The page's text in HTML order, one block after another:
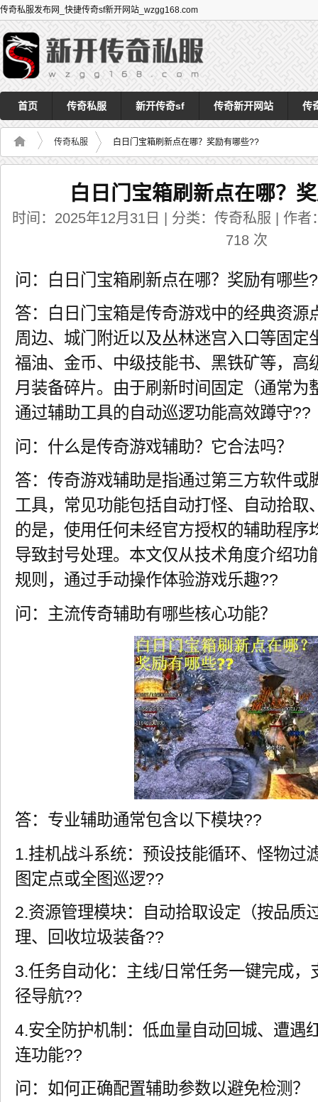
传奇私服发布网_快捷传奇sf新开网站_wzgg168.com
首页 传奇私服 新开传奇sf 传奇新开网站 传
传奇私服 白日门宝箱刷新点在哪？奖励有哪些??
白日门宝箱刷新点在哪？
时间：2025年12月31日 | 分类：传奇私服 | 作
718 次
问：白日门宝箱刷新点在哪？奖励有哪些
答：白日门宝箱是传奇游戏中的经典资源
周边、城门附近以及丛林迷宫入口等固定
福油、金币、中级技能书、黑铁矿等，高
月装备碎片。由于刷新时间固定（通常为
通过辅助工具的自动巡逻功能高效蹲守??
问：什么是传奇游戏辅助？它合法吗？
答：传奇游戏辅助是指通过第三方软件或
工具，常见功能包括自动打怪、自动拾取
的是，使用任何未经官方授权的辅助程序
导致封号处理。本文仅从技术角度介绍功
规则，通过手动操作体验游戏乐趣??
问：主流传奇辅助有哪些核心功能？
答：专业辅助通常包含以下模块??
1.挂机战斗系统：预设技能循环、怪物过
图定点或全图巡逻??
2.资源管理模块：自动拾取设定（按品质
理、回收垃圾装备??
3.任务自动化：主线/日常任务一键完成，
径导航??
4.安全防护机制：低血量自动回城、遭遇
连功能??
问：如何正确配置辅助参数以避免检测？